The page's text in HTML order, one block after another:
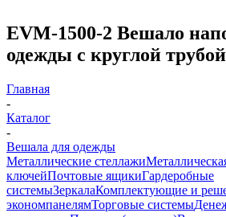
EVM-1500-2 Вешало
одежды с круглой трубой
Главная
-
Каталог
-
Вешала для одежды
Металлические стеллажи
ключейПочтовые ящикиГардеробные
системыЗеркалаКомплектующие и
экономпанелямТорговые системы